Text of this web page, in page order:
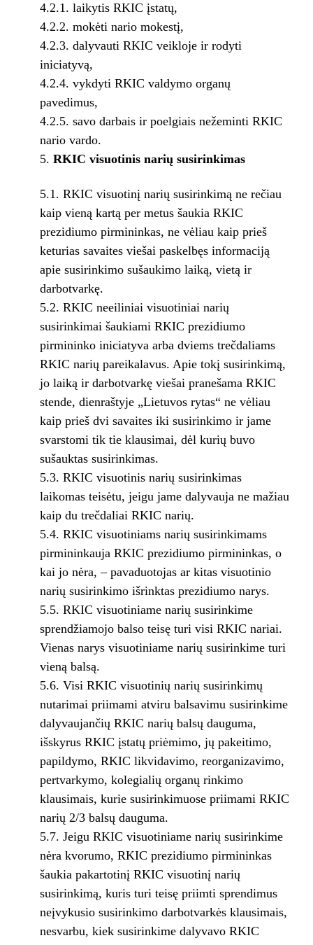
4.2.1. laikytis RKIC įstatų,
4.2.2. mokėti nario mokestį,
4.2.3. dalyvauti RKIC veikloje ir rodyti
iniciatyvą,
4.2.4. vykdyti RKIC valdymo organų
pavedimus,
4.2.5. savo darbais ir poelgiais nežeminti RKIC
nario vardo.
RKIC visuotinis narių susirinkimas
5.1. RKIC visuotinį narių susirinkimą ne rečiau
kaip vieną kartą per metus šaukia RKIC
prezidiumo pirmininkas, ne vėliau kaip prieš
keturias savaites viešai paskelbęs informaciją
apie susirinkimo sušaukimo laiką, vietą ir
darbotvarkę.
5.2. RKIC neeiliniai visuotiniai narių
susirinkimai šaukiami RKIC prezidiumo
pirmininko iniciatyva arba dviems trečdaliams
RKIC narių pareikalavus. Apie tokį susirinkimą,
jo laiką ir darbotvarkę viešai pranešama RKIC
stende, dienraštyje „Lietuvos rytas“ ne vėliau
kaip prieš dvi savaites iki susirinkimo ir jame
svarstomi tik tie klausimai, dėl kurių buvo
sušauktas susirinkimas.
5.3. RKIC visuotinis narių susirinkimas
laikomas teisėtu, jeigu jame dalyvauja ne mažiau
kaip du trečdaliai RKIC narių.
5.4. RKIC visuotiniams narių susirinkimams
pirmininkauja RKIC prezidiumo pirmininkas, o
kai jo nėra, – pavaduotojas ar kitas visuotinio
narių susirinkimo išrinktas prezidiumo narys.
5.5. RKIC visuotiniame narių susirinkime
sprendžiamojo balso teisę turi visi RKIC nariai.
Vienas narys visuotiniame narių susirinkime turi
vieną balsą.
5.6. Visi RKIC visuotinių narių susirinkimų
nutarimai priimami atviru balsavimu susirinkime
dalyvaujančių RKIC narių balsų dauguma,
išskyrus RKIC įstatų priėmimo, jų pakeitimo,
papildymo, RKIC likvidavimo, reorganizavimo,
pertvarkymo, kolegialių organų rinkimo
klausimais, kurie susirinkimuose priimami RKIC
narių 2/3 balsų dauguma.
5.7. Jeigu RKIC visuotiniame narių susirinkime
nėra kvorumo, RKIC prezidiumo pirmininkas
šaukia pakartotinį RKIC visuotinį narių
susirinkimą, kuris turi teisę priimti sprendimus
neįvykusio susirinkimo darbotvarkės klausimais,
nesvarbu, kiek susirinkime dalyvavo RKIC